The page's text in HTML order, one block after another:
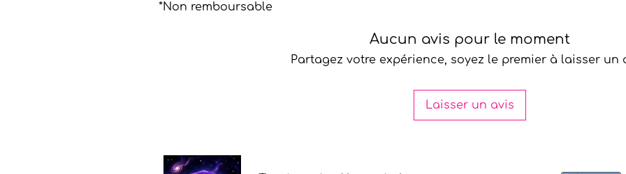
*Non remboursable
Aucun avis pour le moment
Partagez votre expérience, soyez le premier à laisser un
Laisser un avis